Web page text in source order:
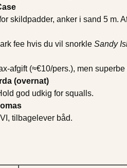
skildpadder, anker i sand 5 m.
fee hvis du vil snorkle Sandy
afgift (≈€10/pers.), men
(overnat)
god udkig for squalls.
tilbagelever båd.